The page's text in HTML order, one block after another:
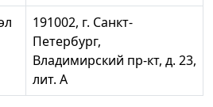
191002, г. Санкт-
Петербург,
Владимирский пр-кт, д. 23,
лит. А